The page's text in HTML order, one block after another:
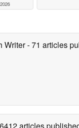
Writer- 71 articles
articles